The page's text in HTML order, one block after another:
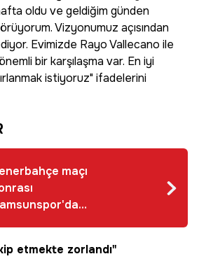
oldu ve geldiğim günden
Vizyonumuz açısından
Evimizde Rayo Vallecano ile
bir karşılaşma var. En iyi
istiyoruz" ifadelerini
maçı
Yıldırım'a
küfür ettim
etmekte zorlandı"